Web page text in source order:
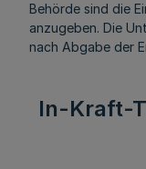
Behörde sind die
anzugeben. Die
nach Abgabe der
In-Kraft-